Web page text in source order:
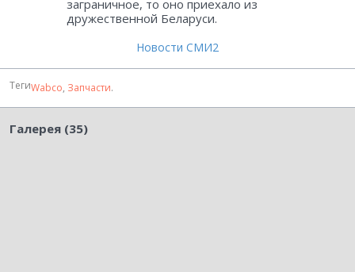
заграничное, то оно приехало из
дружественной Беларуси.
Новости СМИ2
ТегиWabco, Запчасти.
Галерея (35)